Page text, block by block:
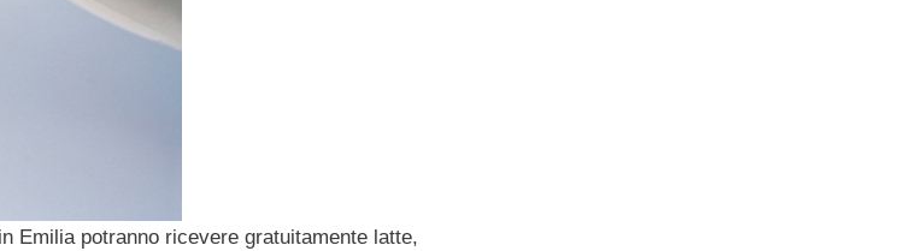
Emilia potranno ricevere gratuitamente latte,